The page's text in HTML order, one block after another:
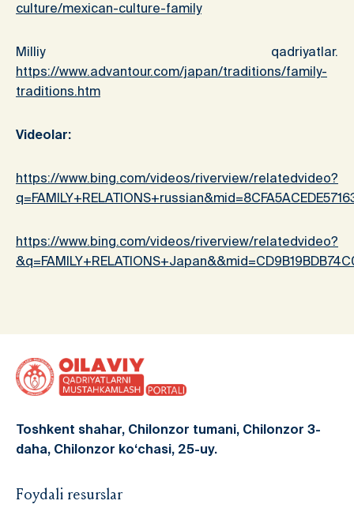
culture/mexican-culture-family
Milliy qadriyatlar.
https://www.advantour.com/japan/traditions/family-
traditions.htm
Videolar:
https://www.bing.com/videos/riverview/relatedvideo?
https://www.bing.com/videos/riverview/relatedvideo?
Toshkent shahar, Chilonzor tumani, Chilonzor 3-
daha, Chilonzor ko‘chasi, 25-uy.
Foydali resurslar